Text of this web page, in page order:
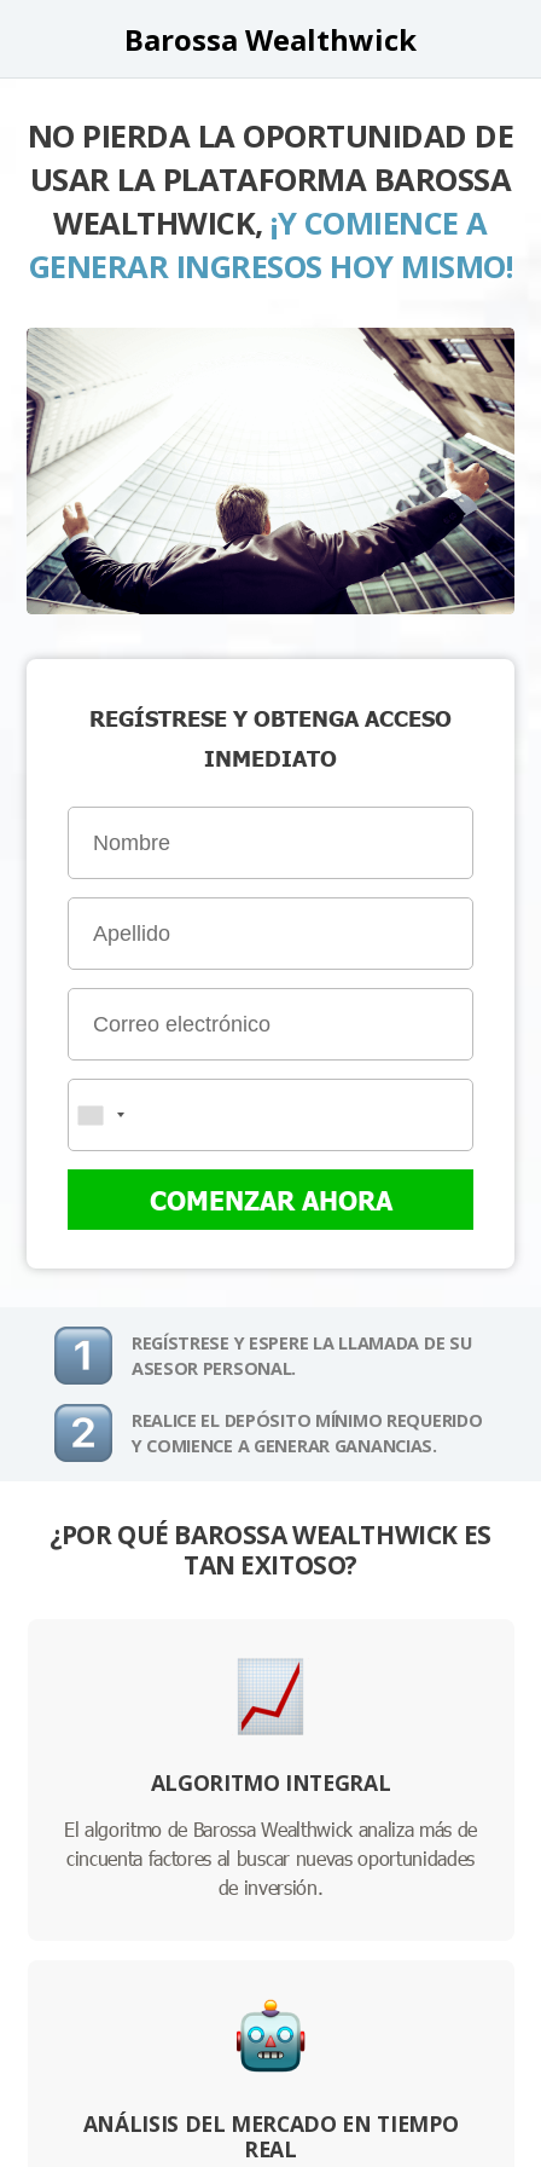
Barossa Wealthwick
NO PIERDA LA OPORTUNIDAD DE
USAR LA PLATAFORMA BAROSSA
WEALTHWICK, ¡Y COMIENCE A
GENERAR INGRESOS HOY MISMO!
REGÍSTRESE Y OBTENGA ACCESO
INMEDIATO
COMENZAR AHORA
REGÍSTRESE Y ESPERE LA LLAMADA DE SU
ASESOR PERSONAL.
REALICE EL DEPÓSITO MÍNIMO REQUERIDO
Y COMIENCE A GENERAR GANANCIAS.
¿POR QUÉ BAROSSA WEALTHWICK ES
TAN EXITOSO?
ALGORITMO INTEGRAL
El algoritmo de Barossa Wealthwick analiza más de
cincuenta factores al buscar nuevas oportunidades
de inversión.
ANÁLISIS DEL MERCADO EN TIEMPO
REAL